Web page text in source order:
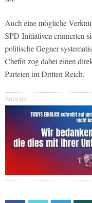
Auch eine mögliche
SPD-Initiativen erinnerten
politische Gegner
Chefin zog dabei einen
Parteien im Dritten Reich.
Anzeige